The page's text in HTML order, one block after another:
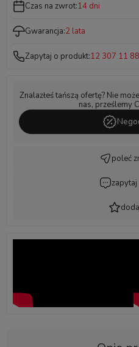
Czas na zwrot:14 dni
Gwarancja:2 lata
Zapytaj o produkt:12 307 11 88
Znalazłeś tańszą ofertę? Nie
nas, prześlemy
poleć